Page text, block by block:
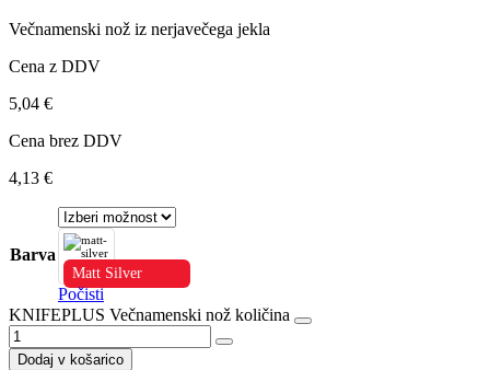
Večnamenski nož iz nerjavečega jekla
Cena z DDV
5,04 €
Cena brez DDV
4,13 €
Barva
Matt Silver
Počisti
KNIFEPLUS Večnamenski nož količina
Dodaj v košarico